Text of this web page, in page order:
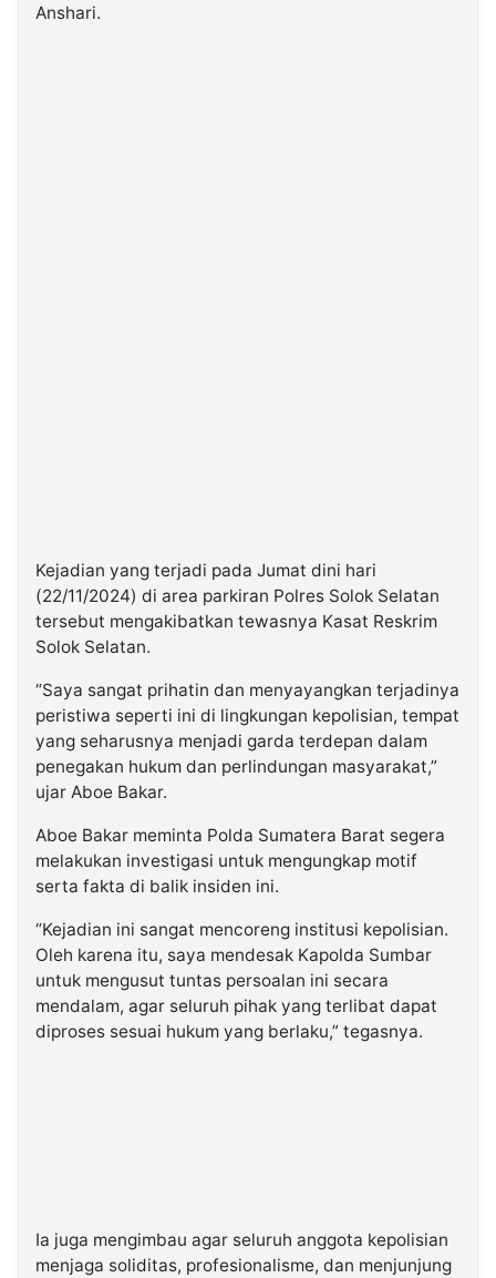
Anshari.
Kejadian yang terjadi pada Jumat dini hari
(22/11/2024) di area parkiran Polres Solok Selatan
tersebut mengakibatkan tewasnya Kasat Reskrim
Solok Selatan.
“Saya sangat prihatin dan menyayangkan terjadinya
peristiwa seperti ini di lingkungan kepolisian, tempat
yang seharusnya menjadi garda terdepan dalam
penegakan hukum dan perlindungan masyarakat,”
ujar Aboe Bakar.
Aboe Bakar meminta Polda Sumatera Barat segera
melakukan investigasi untuk mengungkap motif
serta fakta di balik insiden ini.
“Kejadian ini sangat mencoreng institusi kepolisian.
Oleh karena itu, saya mendesak Kapolda Sumbar
untuk mengusut tuntas persoalan ini secara
mendalam, agar seluruh pihak yang terlibat dapat
diproses sesuai hukum yang berlaku,” tegasnya.
Ia juga mengimbau agar seluruh anggota kepolisian
menjaga soliditas, profesionalisme, dan menjunjung